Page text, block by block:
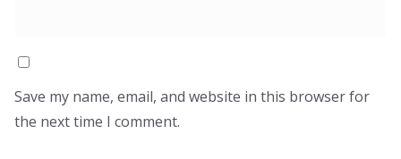
Save my name, email, and website in this browser for
the next time I comment.